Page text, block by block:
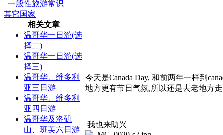
一般性旅游常识
其它国家
相关文章
温哥华一日游(选
择二)
温哥华一日游(选
择三)
温哥华、维多利
亚三日游
温哥华、维多利
亚四日游
温哥华及洛矶
山、班芙六日游
今天是Canada Day, 和前两年一样到
地方更有节日气氛,所以还是去老地方
我也来助兴